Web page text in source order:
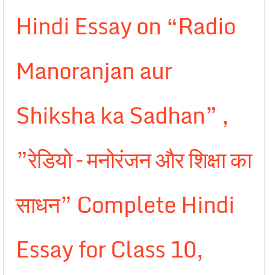
Hindi Essay on “Radio
Manoranjan aur
Shiksha ka Sadhan” ,
”रेडियो – मनोरंजन और शिक्षा का
साधन” Complete Hindi
Essay for Class 10,